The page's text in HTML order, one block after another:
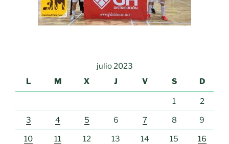
julio 2023
L
M X J V S D
1 2
3 4 5 6 7 8 9
10 11 12 13 14 15 16